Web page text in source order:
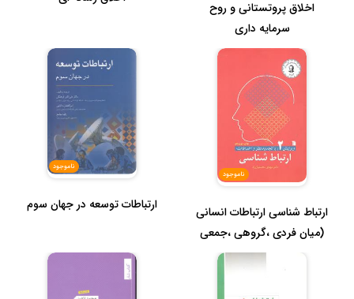
اخلاق پروتستانی و روح
سرمایه داری
ناموجود
ارتباط شناسی ارتباطات انسانی
(میان فردی ،گروهی ،جمعی
)...
ناموجود
ارتباطات توسعه در جهان سوم